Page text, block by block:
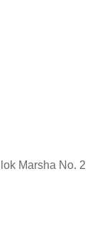
Marsha No. 2